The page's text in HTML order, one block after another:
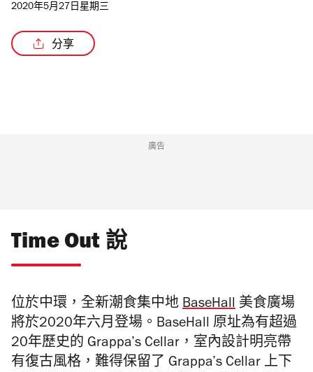
2020年5月27日星期三
分享
廣告
Time Out 說
位於中環，全新潮食集中地 BaseHall 美食廣場
將於2020年六月登場。BaseHall 原址為有超過
20年歷史的 Grappa’s Cellar，室內設計明亮帶
有復古風格，難得保留了 Grappa’s Cellar 上下